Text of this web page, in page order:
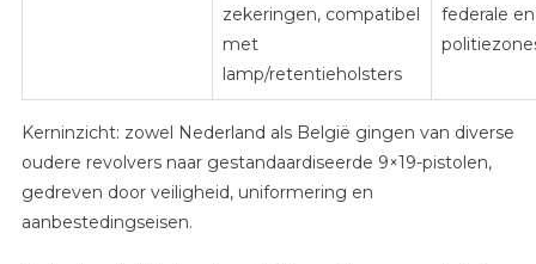
zekeringen, compatibel
met
lamp/retentieholsters
federale
Kerninzicht: zowel Nederland als België gingen van diverse
oudere revolvers naar gestandaardiseerde 9×19-pistolen,
gedreven door veiligheid, uniformering en
aanbestedingseisen.